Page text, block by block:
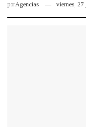
porAgencias viernes,